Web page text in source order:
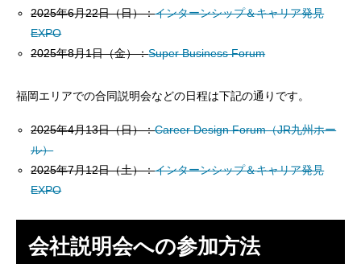
2025年6月22日（日）：インターンシップ＆キャリア発見
EXPO
2025年8月1日（金）：Super Business Forum
福岡エリアでの合同説明会などの日程は下記の通りです。
2025年4月13日（日）：Career Design Forum（JR九州ホー
ル）
2025年7月12日（土）：インターンシップ＆キャリア発見
EXPO
会社説明会への参加方法